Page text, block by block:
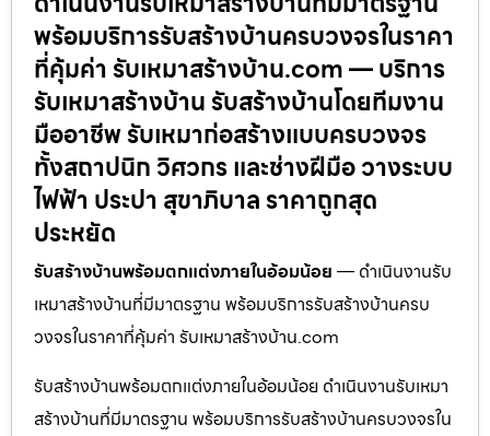
พร้อมบริการรับสร้างบ้านครบวงจรในราคา
ที่คุ้มค่า รับเหมาสร้างบ้าน.com — บริการ
รับเหมาสร้างบ้าน รับสร้างบ้านโดยทีมงาน
มืออาชีพ รับเหมาก่อสร้างแบบครบวงจร
ทั้งสถาปนิก วิศวกร และช่างฝีมือ วางระบบ
ไฟฟ้า ประปา สุขาภิบาล ราคาถูกสุด
ประหยัด
รับสร้างบ้านพร้อมตกแต่งภายในอ้อมน้อย — ดำเนินงานรับ
เหมาสร้างบ้านที่มีมาตรฐาน พร้อมบริการรับสร้างบ้านครบ
วงจรในราคาที่คุ้มค่า รับเหมาสร้างบ้าน.com
รับสร้างบ้านพร้อมตกแต่งภายในอ้อมน้อย ดำเนินงานรับเหมา
สร้างบ้านที่มีมาตรฐาน พร้อมบริการรับสร้างบ้านครบวงจรใน